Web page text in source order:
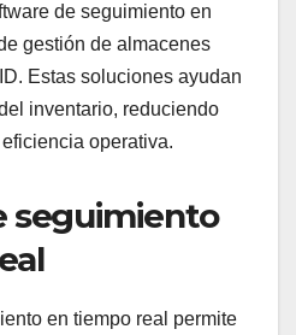
de seguimiento en
gestión de almacenes
Estas soluciones ayudan
inventario, reduciendo
operativa.
seguimiento
en tiempo real permite